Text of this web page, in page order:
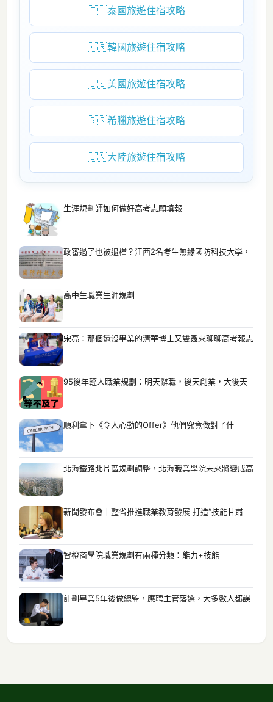
🇹🇭泰國旅遊住宿攻略
🇰🇷韓國旅遊住宿攻略
🇺🇸美國旅遊住宿攻略
🇬🇷希臘旅遊住宿攻略
🇨🇳大陸旅遊住宿攻略
生涯規劃師如何做好高考志願填報
政審過了也被退檔？江西2名考生無緣國防科技大學，
高中生職業生涯規劃
宋亮：那個還沒畢業的清華博士又雙叒來聊聊高考報志
95後年輕人職業規劃：明天辭職，後天創業，大後天
順利拿下《令人心動的Offer》他們究竟做對了什
北海鐵路北片區規劃調整，北海職業學院未來將變成高
新聞發布會丨整省推進職業教育發展 打造“技能甘肅
智橙商學院職業規劃有兩種分類：能力+技能
計劃畢業5年後做總監，應聘主管落選，大多數人都誤